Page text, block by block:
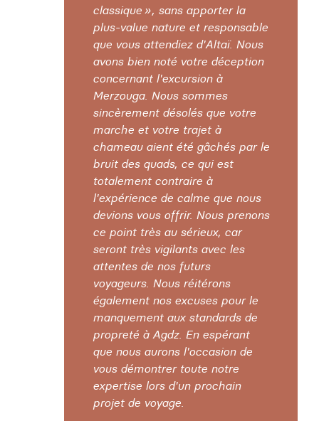
classique », sans apporter la
plus-value nature et responsable
que vous attendiez d'Altaï. Nous
avons bien noté votre déception
concernant l'excursion à
Merzouga. Nous sommes
sincèrement désolés que votre
marche et votre trajet à
chameau aient été gâchés par le
bruit des quads, ce qui est
totalement contraire à
l'expérience de calme que nous
devions vous offrir. Nous prenons
ce point très au sérieux, car
seront très vigilants avec les
attentes de nos futurs
voyageurs. Nous réitérons
également nos excuses pour le
manquement aux standards de
propreté à Agdz. En espérant
que nous aurons l'occasion de
vous démontrer toute notre
expertise lors d'un prochain
projet de voyage.